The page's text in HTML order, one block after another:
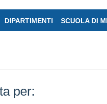
DIPARTIMENTI SCUOLA DI
per: